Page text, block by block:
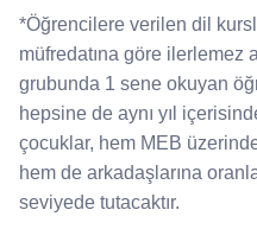
*Öğrencilere verilen dil
müfredatına göre ilerlemez
grubunda 1 sene okuyan
hepsine de aynı yıl
çocuklar, hem MEB
hem de arkadaşlarına
seviyede tutacaktır.